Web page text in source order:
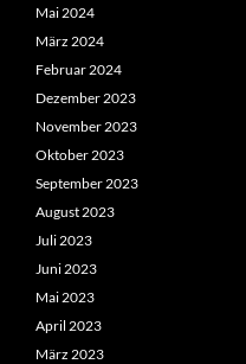
Mai 2024
März 2024
Februar 2024
Dezember 2023
November 2023
Oktober 2023
September 2023
August 2023
Juli 2023
Juni 2023
Mai 2023
April 2023
März 2023